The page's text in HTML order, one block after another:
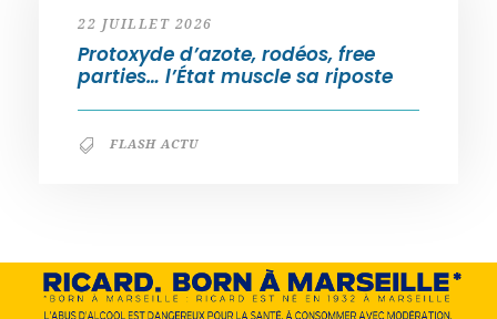
22 JUILLET 2026
Protoxyde d’azote, rodéos, free
parties… l’État muscle sa riposte
FLASH ACTU